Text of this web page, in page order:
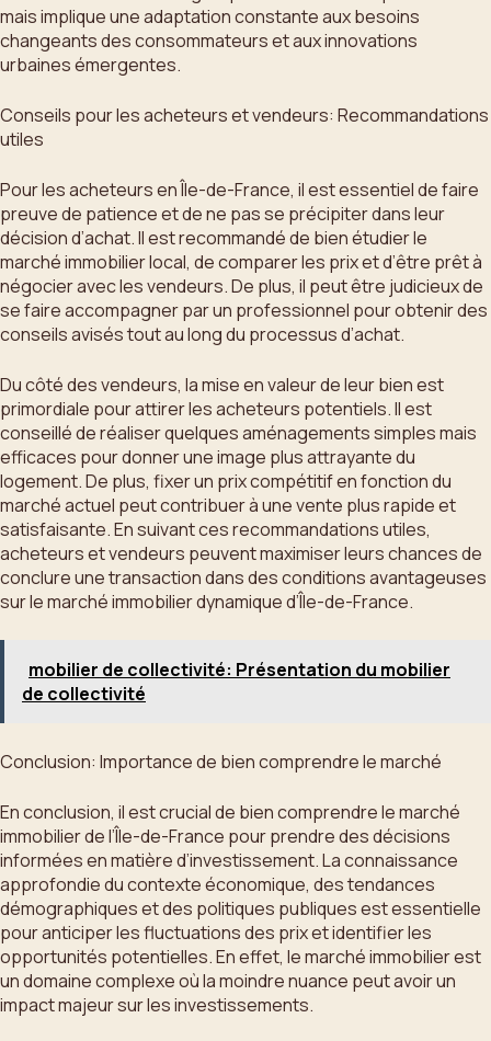
mais implique une adaptation constante aux besoins
changeants des consommateurs et aux innovations
urbaines émergentes.
Conseils pour les acheteurs et vendeurs: Recommandations
utiles
Pour les acheteurs en Île-de-France, il est essentiel de faire
preuve de patience et de ne pas se précipiter dans leur
décision d’achat. Il est recommandé de bien étudier le
marché immobilier local, de comparer les prix et d’être prêt à
négocier avec les vendeurs. De plus, il peut être judicieux de
se faire accompagner par un professionnel pour obtenir des
conseils avisés tout au long du processus d’achat.
Du côté des vendeurs, la mise en valeur de leur bien est
primordiale pour attirer les acheteurs potentiels. Il est
conseillé de réaliser quelques aménagements simples mais
efficaces pour donner une image plus attrayante du
logement. De plus, fixer un prix compétitif en fonction du
marché actuel peut contribuer à une vente plus rapide et
satisfaisante. En suivant ces recommandations utiles,
acheteurs et vendeurs peuvent maximiser leurs chances de
conclure une transaction dans des conditions avantageuses
sur le marché immobilier dynamique d’Île-de-France.
mobilier de collectivité: Présentation du mobilier
de collectivité
Conclusion: Importance de bien comprendre le marché
En conclusion, il est crucial de bien comprendre le marché
immobilier de l’Île-de-France pour prendre des décisions
informées en matière d’investissement. La connaissance
approfondie du contexte économique, des tendances
démographiques et des politiques publiques est essentielle
pour anticiper les fluctuations des prix et identifier les
opportunités potentielles. En effet, le marché immobilier est
un domaine complexe où la moindre nuance peut avoir un
impact majeur sur les investissements.